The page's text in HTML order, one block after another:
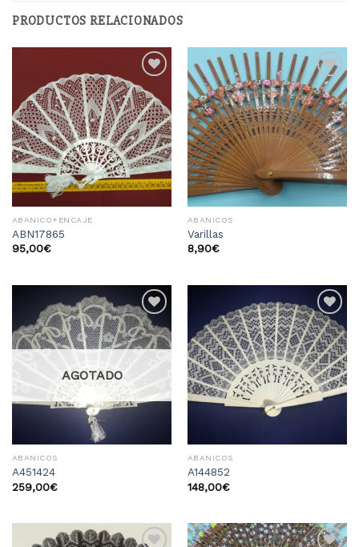
PRODUCTOS RELACIONADOS
Añadir
a la
lista
de
deseos
ABANICO+ENCAJE
ABN17865
95,00€
Añadir
a la
lista
de
deseos
ABANICOS
Varillas
8,90€
Añadir
a la
lista
AGOTADO
ABANICOS
A451424
259,00€
Añadir
a la
lista
de
deseos
ABANICOS
A144852
148,00€